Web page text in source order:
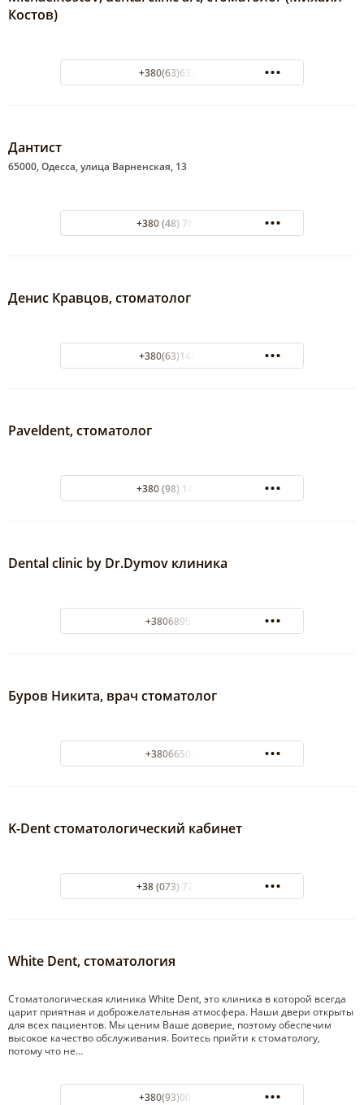
Костов)
+380(63)636-72-61
Дантист
65000, Одесса, улица Варненская, 13
+380 (48) 765-13-08
Денис Кравцов, стоматолог
+380(63)148-80-09
Paveldent, стоматолог
+380 (98) 142-53-80
Dental clinic by Dr.Dymov клиника
+380689536969
Буров Никита, врач стоматолог
+380665048044
K-Dent стоматологический кабинет
+38 (073) 723-62-71
White Dent, стоматология
Стоматологическая клиника White Dent, это клиника в которой всегда
царит приятная и доброжелательная атмосфера. Наши двери открыты
для всех пациентов. Мы ценим Ваше доверие, поэтому обеспечим
высокое качество обслуживания. Боитесь прийти к стоматологу,
потому что не…
+380(93)007-85-14